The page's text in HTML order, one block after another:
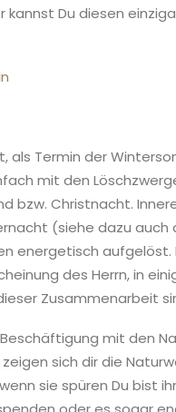
kannst Du diesen
als Termin der
mit den
bzw. Christnacht.
(siehe dazu
energetisch aufgelöst.
des Herrn, in
Zusammenarbeit
mit den
sich dir die
sie spüren Du bist